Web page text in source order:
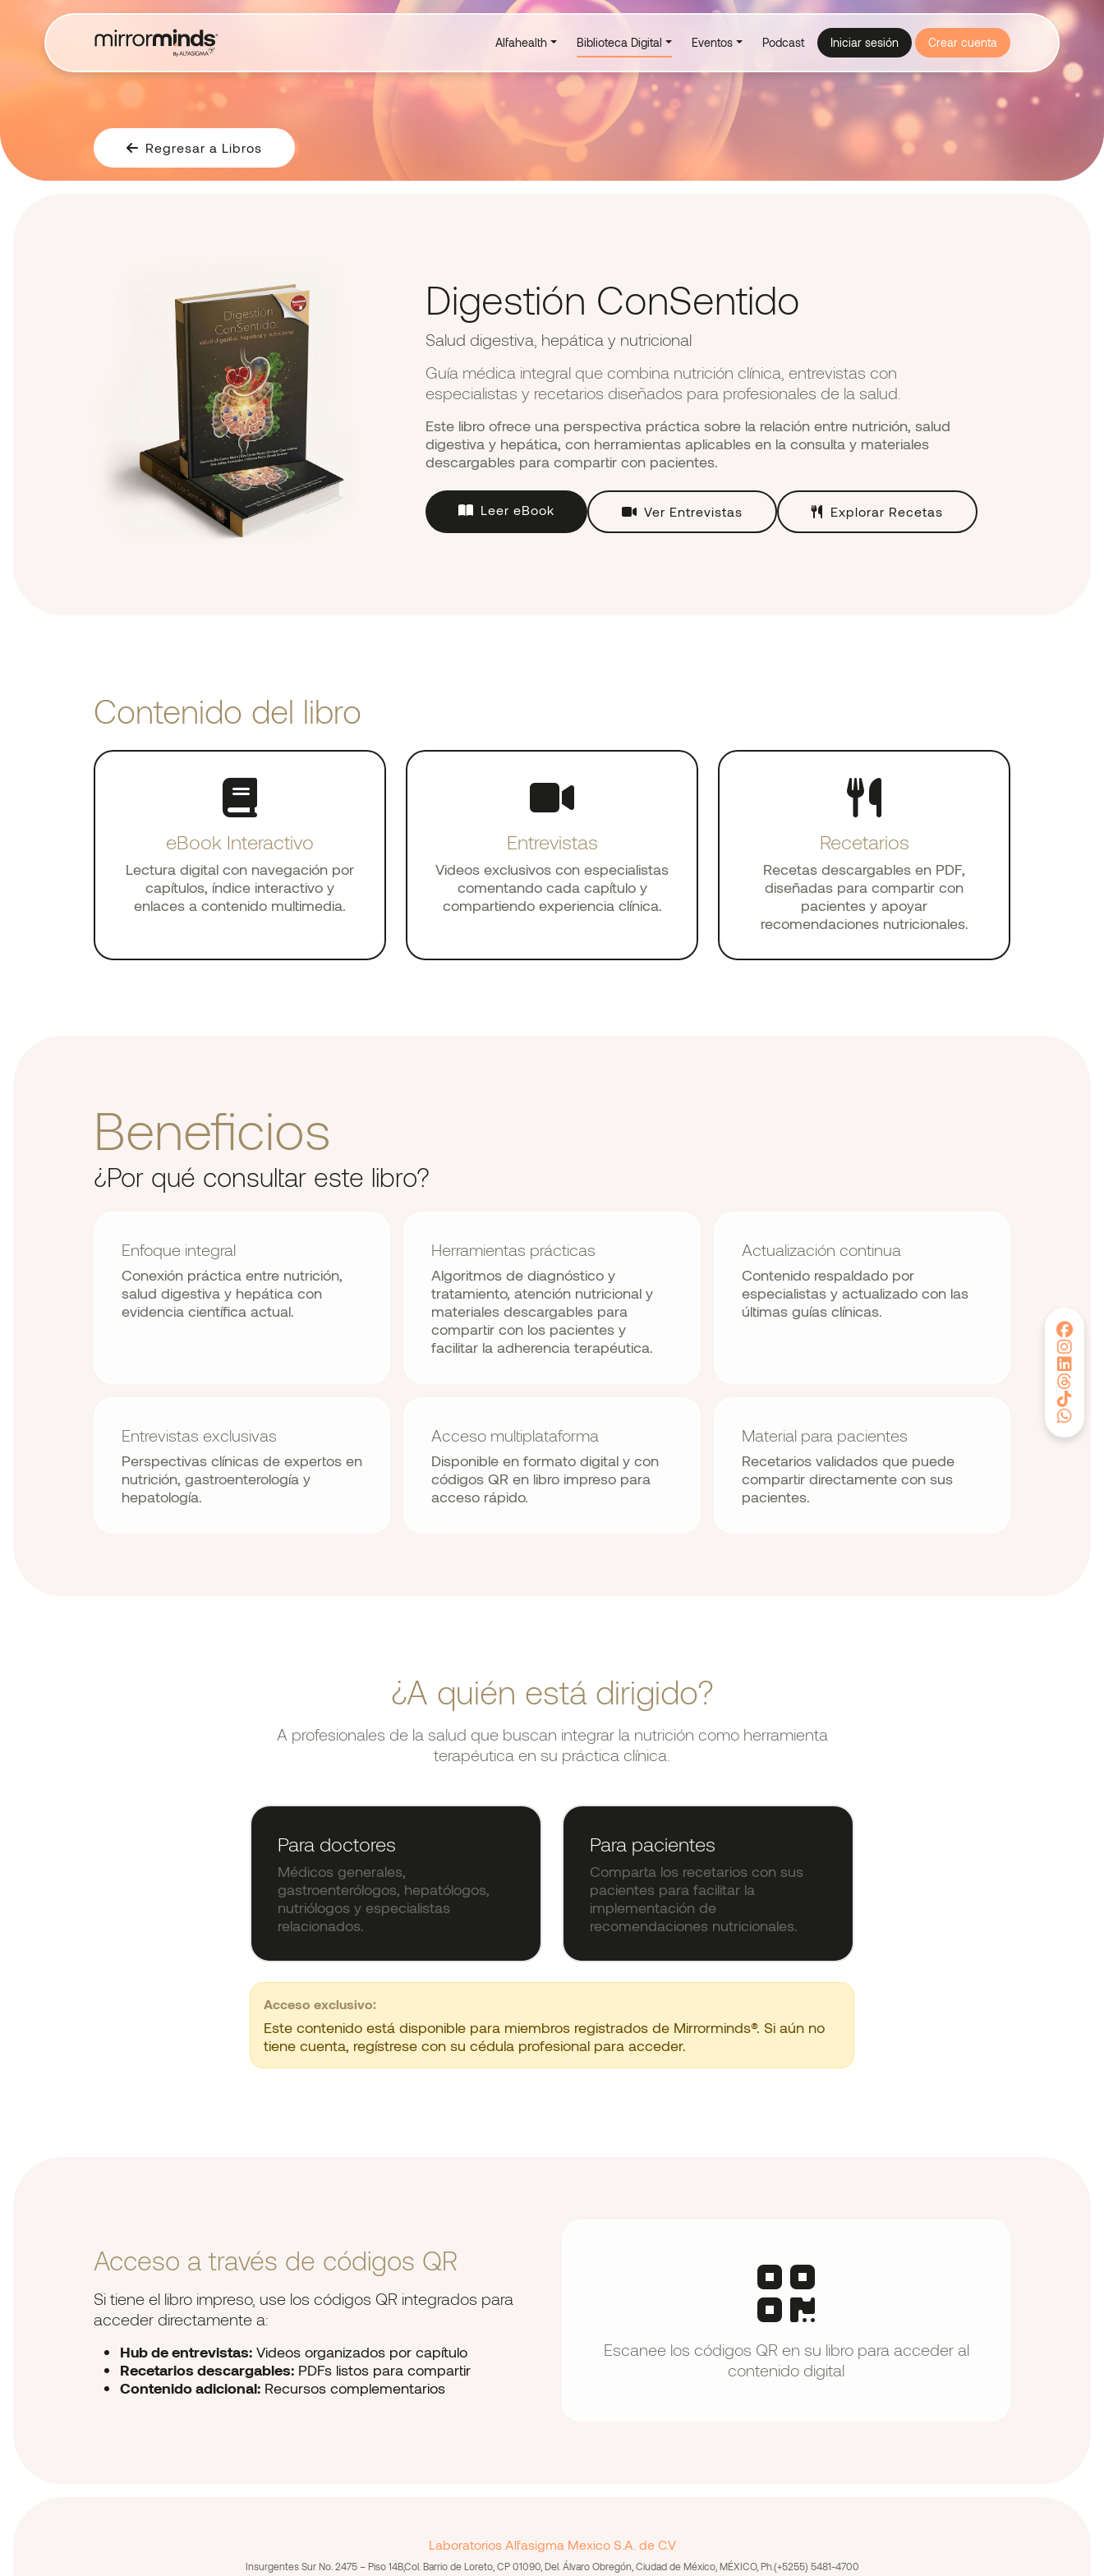
Alfahealth Biblioteca Digital Eventos Podcast Iniciar sesión Crear cuenta
Regresar a Libros
Digestión ConSentido
Salud digestiva, hepática y nutricional
Guía médica integral que combina nutrición clínica, entrevistas con
especialistas y recetarios diseñados para profesionales de la salud.
Este libro ofrece una perspectiva práctica sobre la relación entre nutrición, salud
digestiva y hepática, con herramientas aplicables en la consulta y materiales
descargables para compartir con pacientes.
Leer eBook Ver Entrevistas Explorar Recetas
Contenido del libro
eBook Interactivo
Lectura digital con navegación por
capítulos, índice interactivo y
enlaces a contenido multimedia.
Entrevistas
Videos exclusivos con especialistas
comentando cada capítulo y
compartiendo experiencia clínica.
Recetarios
Recetas descargables en PDF,
diseñadas para compartir con
pacientes y apoyar
recomendaciones nutricionales.
Beneficios
¿Por qué consultar este libro?
Enfoque integral
Conexión práctica entre nutrición,
salud digestiva y hepática con
evidencia científica actual.
Herramientas prácticas
Algoritmos de diagnóstico y
tratamiento, atención nutricional y
materiales descargables para
compartir con los pacientes y
facilitar la adherencia terapéutica.
Actualización continua
Contenido respaldado por
especialistas y actualizado con las
últimas guías clínicas.
Entrevistas exclusivas
Perspectivas clínicas de expertos en
nutrición, gastroenterología y
hepatología.
Acceso multiplataforma
Disponible en formato digital y con
códigos QR en libro impreso para
acceso rápido.
Material para pacientes
Recetarios validados que puede
compartir directamente con sus
pacientes.
¿A quién está dirigido?
A profesionales de la salud que buscan integrar la nutrición como herramienta
terapéutica en su práctica clínica.
Para doctores
Médicos generales,
gastroenterólogos, hepatólogos,
nutriólogos y especialistas
relacionados.
Para pacientes
Comparta los recetarios con sus
pacientes para facilitar la
implementación de
recomendaciones nutricionales.
Acceso exclusivo:
Este contenido está disponible para miembros registrados de Mirrorminds®. Si aún no
tiene cuenta, regístrese con su cédula profesional para acceder.
Acceso a través de códigos QR
Si tiene el libro impreso, use los códigos QR integrados para
acceder directamente a:
Hub de entrevistas: Videos organizados por capítulo
Recetarios descargables: PDFs listos para compartir
Contenido adicional: Recursos complementarios
Escanee los códigos QR en su libro para acceder al
contenido digital
Laboratorios Alfasigma Mexico S.A. de C.V
Insurgentes Sur No. 2475 – Piso 14B,Col. Barrio de Loreto, CP 01090, Del. Álvaro Obregón, Ciudad de México, MÉXICO, Ph.(+5255) 5481-4700